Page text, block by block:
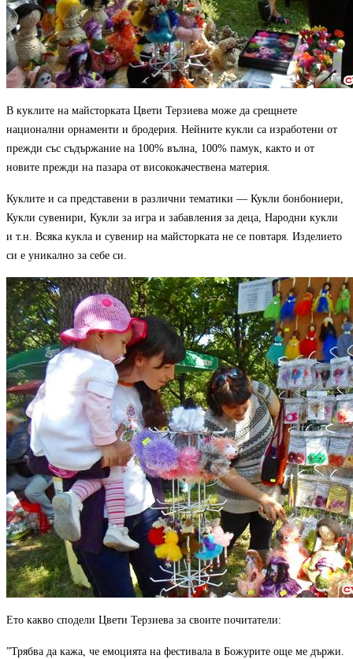
В куклите на майсторката Цвети Терзиева може да срещнете
национални орнаменти и бродерия. Нейните кукли са изработени от
прежди със съдържание на 100% вълна, 100% памук, както и от
новите прежди на пазара от висококачествена материя.
Куклите и са представени в различни тематики — Кукли бонбониери,
Кукли сувенири, Кукли за игра и забавления за деца, Народни кукли
и т.н. Всяка кукла и сувенир на майсторката не се повтаря. Изделието
си е уникално за себе си.
Ето какво сподели Цвети Терзиева за своите почитатели:
”Трябва да кажа, че емоцията на фестивала в Божурите още ме държи.